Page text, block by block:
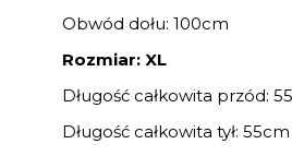
Obwód dołu: 100cm
Rozmiar: XL
Długość całkowita przód:
Długość całkowita tył: 55cm